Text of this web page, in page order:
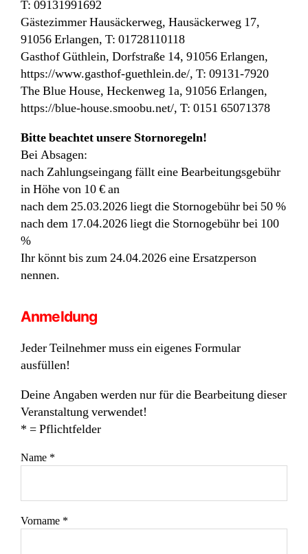
T: 09131991692
Gästezimmer Hausäckerweg, Hausäckerweg 17,
91056 Erlangen, T: 01728110118
Gasthof Güthlein, Dorfstraße 14, 91056 Erlangen,
https://www.gasthof-guethlein.de/, T: 09131-7920
The Blue House, Heckenweg 1a, 91056 Erlangen,
https://blue-house.smoobu.net/, T: 0151 65071378
Bitte beachtet unsere Stornoregeln!
Bei Absagen:
nach Zahlungseingang fällt eine Bearbeitungsgebühr
in Höhe von 10 € an
nach dem 25.03.2026 liegt die Stornogebühr bei 50 %
nach dem 17.04.2026 liegt die Stornogebühr bei 100
%
Ihr könnt bis zum 24.04.2026 eine Ersatzperson
nennen.
Anmeldung
Jeder Teilnehmer muss ein eigenes Formular
ausfüllen!
Deine Angaben werden nur für die Bearbeitung dieser
Veranstaltung verwendet!
* = Pflichtfelder
Name *
Vorname *